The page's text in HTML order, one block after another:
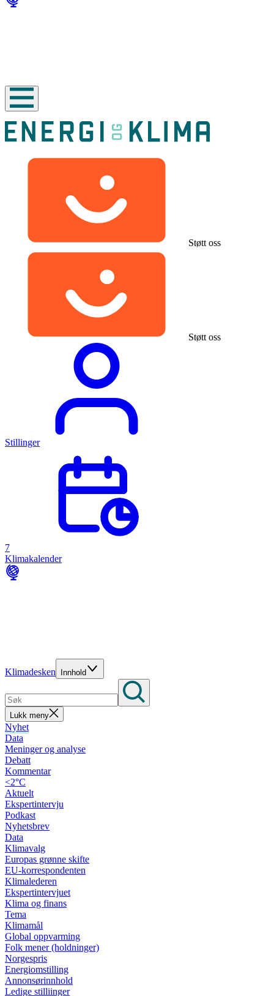
Støtt oss
Støtt oss
Stillinger
7
Klimakalender
Klimadesken Innhold
Lukk meny
Nyhet
Data
Meninger og analyse
Debatt
Kommentar
<2°C
Aktuelt
Ekspertintervju
Podkast
Nyhetsbrev
Data
Klimavalg
Europas grønne skifte
EU-korrespondenten
Klimalederen
Ekspertintervjuet
Klima og finans
Tema
Klimamål
Global oppvarming
Folk mener (holdninger)
Norgespris
Energiomstilling
Annonsørinnhold
Ledige stilliinger